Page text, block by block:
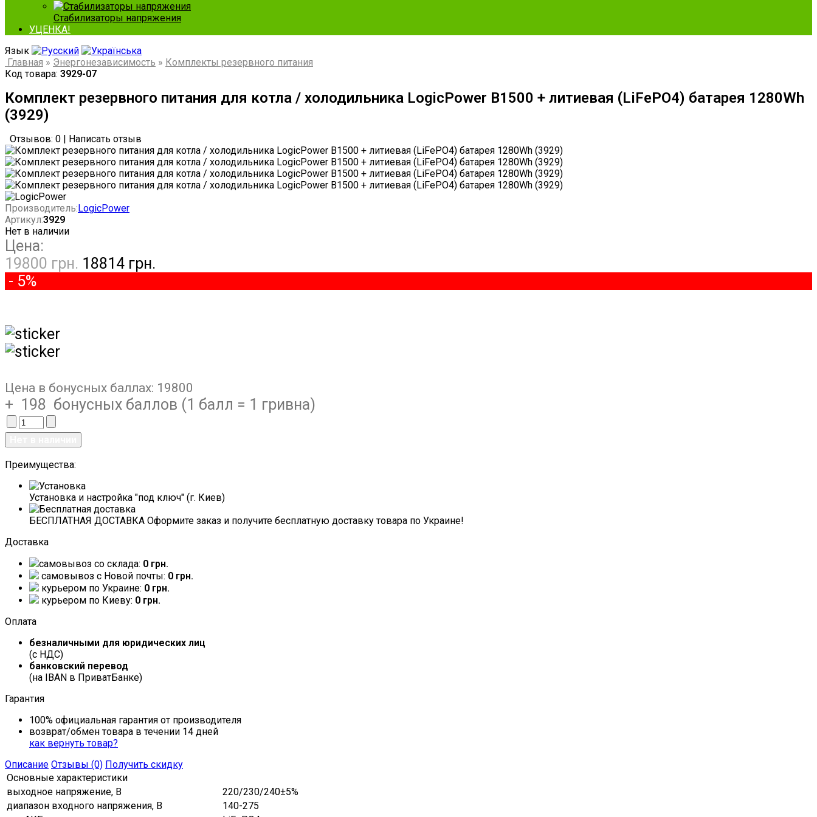
Стабилизаторы напряжения
УЦЕНКА!
Язык
Главная » Энергонезависимость » Комплекты резервного питания
Код товара: 3929-07
Комплект резервного питания для котла / холодильника LogicPower B1500 + литиевая (LiFePO4) батарея 1280Wh
(3929)
Отзывов: 0 Написать отзыв
Производитель: LogicPower
Артикул:3929
Нет в наличии
Цена:
19800 грн. 18814 грн.
- 5%
Цена в бонусных баллах: 19800
+ 198 бонусных баллов (1 балл = 1 гривна)
Преимущества:
Установка и настройка "под ключ" (г. Киев)
БЕСПЛАТНАЯ ДОСТАВКА Оформите заказ и получите бесплатную доставку товара по Украине!
Доставка
самовывоз со склада: 0 грн.
самовывоз c Новой почты: 0 грн.
курьером по Украине: 0 грн.
курьером по Киеву: 0 грн.
Оплата
безналичными для юридических лиц
(с НДС)
банковский перевод
(на IBAN в ПриватБанке)
Гарантия
100% официальная гарантия от производителя
возврат/обмен товара в течении 14 дней
как вернуть товар?
Описание Отзывы (0) Получить скидку
Основные характеристики
выходное напряжение, В
220/230/240±5%
диапазон входного напряжения, В
140-275